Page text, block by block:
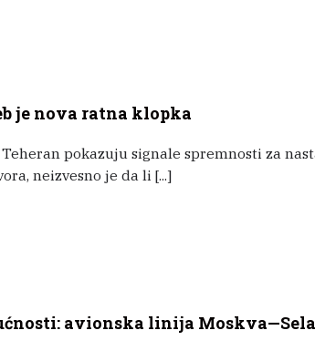
je nova ratna klopka
pokazuju signale spremnosti za
neizvesno je da li [...]
avionska linija